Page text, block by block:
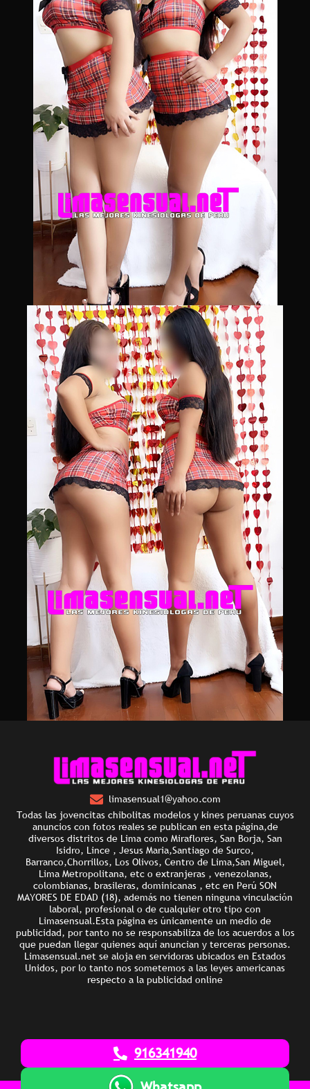
916341940
limasensual1@yahoo.com
Todas las jovencitas chibolitas modelos y kines peruanas cuyos
anuncios con fotos reales se publican en esta página,de
diversos distritos de Lima como Miraflores, San Borja, San
Isidro, Lince , Jesus Maria,Santiago de Surco,
Barranco,Chorrillos, Los Olivos, Centro de Lima,San Miguel,
Lima Metropolitana, etc o extranjeras , venezolanas,
colombianas, brasileras, dominicanas , etc en Perú SON
MAYORES DE EDAD (18), además no tienen ninguna vinculación
laboral, profesional o de cualquier otro tipo con
Limasensual.Esta página es únicamente un medio de
publicidad, por tanto no se responsabiliza de los acuerdos a los
que puedan llegar quienes aquí anuncian y terceras personas.
Limasensual.net se aloja en servidoras ubicados en Estados
Unidos, por lo tanto nos sometemos a las leyes americanas
respecto a la publicidad online